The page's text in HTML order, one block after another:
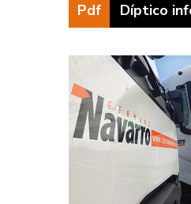
Pdf Díptico